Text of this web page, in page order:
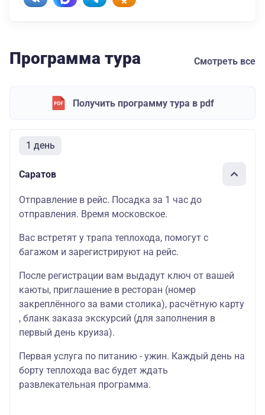
Программа тура Смотреть все
Получить программу тура в pdf
1 день
Саратов
Отправление в рейс. Посадка за 1 час до
отправления. Время московское.
Вас встретят у трапа теплохода, помогут с
багажом и зарегистрируют на рейс.
После регистрации вам выдадут ключ от вашей
каюты, приглашение в ресторан (номер
закреплённого за вами столика), расчётную карту
, бланк заказа экскурсий (для заполнения в
первый день круиза).
Первая услуга по питанию - ужин. Каждый день на
борту теплохода вас будет ждать
развлекательная программа.